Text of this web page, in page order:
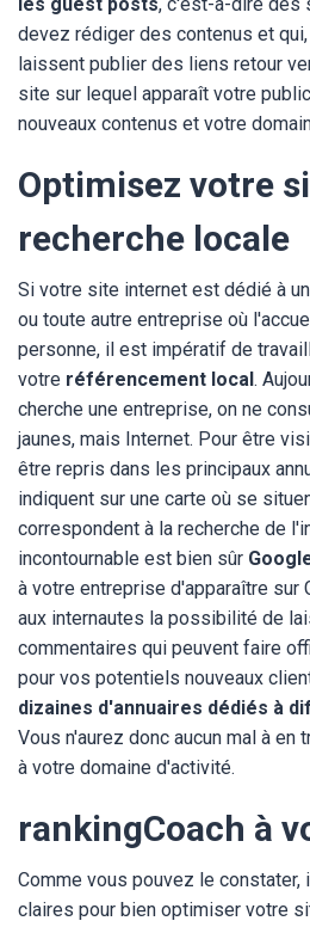
les guest posts, c'est-à-dire des
devez rédiger des contenus et
laissent publier des liens retour
site sur lequel apparaît votre
nouveaux contenus et votre
Optimisez votre
recherche locale
Si votre site internet est dédié à
ou toute autre entreprise où
personne, il est impératif de
votre référencement local .
cherche une entreprise, on ne
jaunes, mais Internet. Pour être
être repris dans les principaux
indiquent sur une carte où se
correspondent à la recherche de
incontournable est bien sûr
à votre entreprise d'apparaître
aux internautes la possibilité de
commentaires qui peuvent faire
pour vos potentiels nouveaux
dizaines d'annuaires dédiés à
Vous n'aurez donc aucun mal à en
à votre domaine d'activité.
rankingCoach à
Comme vous pouvez le
claires pour bien optimiser votre